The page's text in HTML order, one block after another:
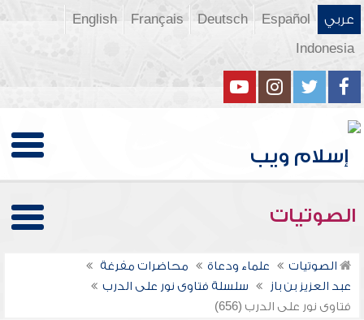
عربي Español
Deutsch
Français
English
Indonesia
الصوتيات
الصوتيات علماء ودعاة
محاضرات مفرغة
عبد العزيز بن باز
سلسلة فتاوى نور على الدرب
فتاوى نور على الدرب (656)